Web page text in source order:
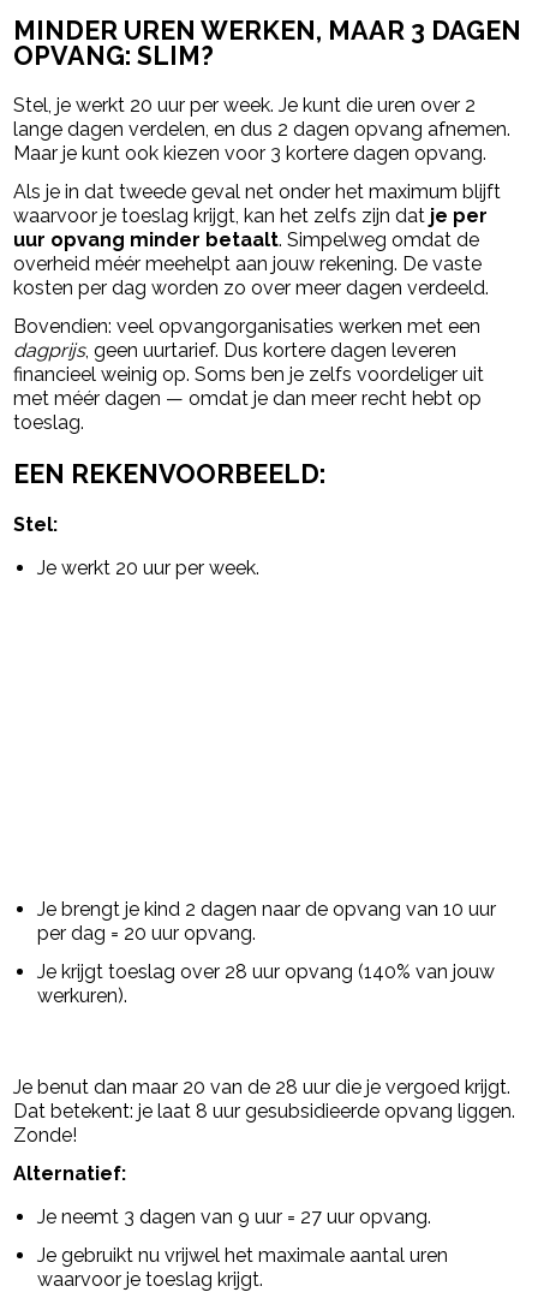
MINDER UREN WERKEN, MAAR 3 DAGEN
OPVANG: SLIM?
Stel, je werkt 20 uur per week. Je kunt die uren over 2
lange dagen verdelen, en dus 2 dagen opvang afnemen.
Maar je kunt ook kiezen voor 3 kortere dagen opvang.
Als je in dat tweede geval net onder het maximum blijft
waarvoor je toeslag krijgt, kan het zelfs zijn dat je per
uur opvang minder betaalt. Simpelweg omdat de
overheid méér meehelpt aan jouw rekening. De vaste
kosten per dag worden zo over meer dagen verdeeld.
Bovendien: veel opvangorganisaties werken met een
dagprijs, geen uurtarief. Dus kortere dagen leveren
financieel weinig op. Soms ben je zelfs voordeliger uit
met méér dagen — omdat je dan meer recht hebt op
toeslag.
EEN REKENVOORBEELD:
Stel:
Je werkt 20 uur per week.
Je brengt je kind 2 dagen naar de opvang van 10 uur
per dag = 20 uur opvang.
Je krijgt toeslag over 28 uur opvang (140% van jouw
werkuren).
Je benut dan maar 20 van de 28 uur die je vergoed krijgt.
Dat betekent: je laat 8 uur gesubsidieerde opvang liggen.
Zonde!
Alternatief:
Je neemt 3 dagen van 9 uur = 27 uur opvang.
Je gebruikt nu vrijwel het maximale aantal uren
waarvoor je toeslag krijgt.